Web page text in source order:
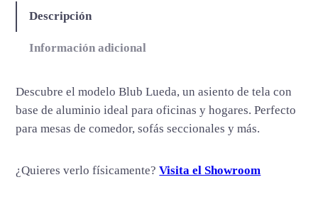
a
a
n
i
a
Descripción
Información adicional
Descubre el modelo Blub Lueda, un asiento de tela con
base de aluminio ideal para oficinas y hogares. Perfecto
para mesas de comedor, sofás seccionales y más.
¿Quieres verlo físicamente?Visita el Showroom